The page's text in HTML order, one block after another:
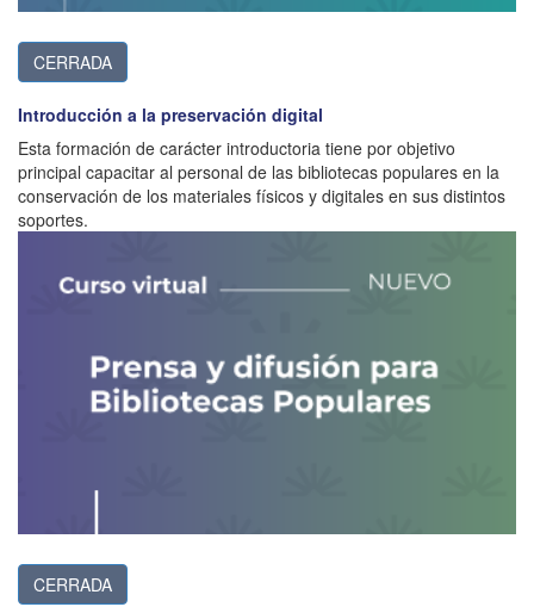
CERRADA
Introducción a la preservación digital
Esta formación de carácter introductoria tiene por objetivo
principal capacitar al personal de las bibliotecas populares en la
conservación de los materiales físicos y digitales en sus distintos
soportes.
CERRADA